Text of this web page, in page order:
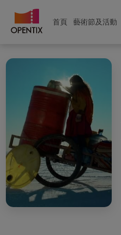
首頁 藝術節及活動